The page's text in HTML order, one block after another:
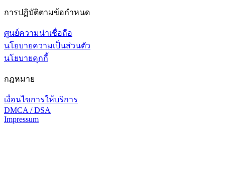
การปฏิบัติตามข้อกำหนด
ศูนย์ความน่าเชื่อถือ
นโยบายความเป็นส่วนตัว
นโยบายคุกกี้
กฎหมาย
เงื่อนไขการให้บริการ
DMCA / DSA
Impressum